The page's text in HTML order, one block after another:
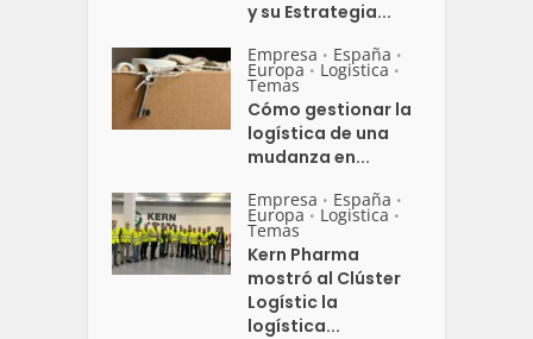
y su Estrategia...
Empresa • España •
Europa • Logistica •
Temas
Cómo gestionar la
logística de una
mudanza en...
Empresa • España •
Europa • Logistica •
Temas
Kern Pharma
mostró al Clúster
Logístic la
logística...